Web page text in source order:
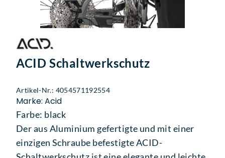
ACID Schaltwerkschutz
Artikel-Nr.: 4054571192554
Marke: Acid
Farbe: black
Der aus Aluminium gefertigte und mit einer
einzigen Schraube befestigte ACID-